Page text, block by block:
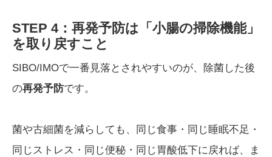
STEP 4：再発予防は「小腸の掃除機能」
を取り戻すこと
SIBO/IMOで一番見落とされやすいのが、除菌した後
の再発予防です。
菌や古細菌を減らしても、同じ食事・同じ睡眠不足・
同じストレス・同じ便秘・同じ胃酸低下に戻れば、ま